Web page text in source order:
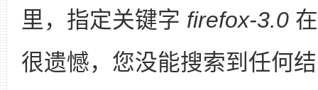
里，指定关键字 firefox-3.0
很遗憾，您没能搜索到任何